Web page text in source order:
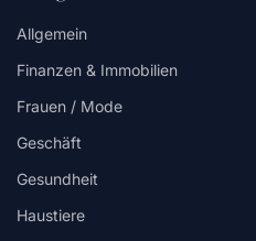
Allgemein
Finanzen & Immobilien
Frauen / Mode
Geschäft
Gesundheit
Haustiere